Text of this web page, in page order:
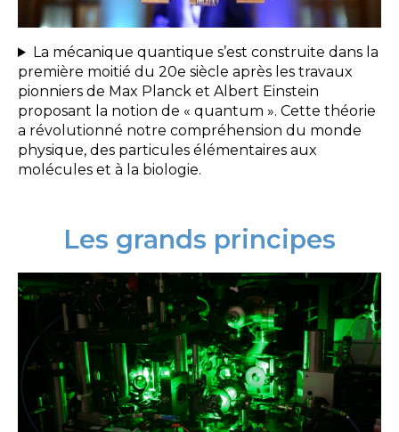
La mécanique quantique s’est construite dans la
première moitié du 20e siècle après les travaux
pionniers de Max Planck et Albert Einstein
proposant la notion de « quantum ». Cette théorie
a révolutionné notre compréhension du monde
physique, des particules élémentaires aux
molécules et à la biologie.
Les grands principes